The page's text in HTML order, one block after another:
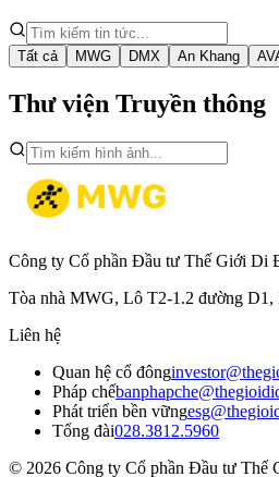
Tất cả MWG DMX An Khang
Thư viện Truyền thông
Công ty Cổ phần Đầu tư Thế Giới Di
Tòa nhà MWG, Lô T2-1.2 đường
Liên hệ
Quan hệ cổ đông
Pháp chế
Phát triển bền vững
Tổng đài028.3812.5960
© 2026 Công ty Cổ phần Đầu tư